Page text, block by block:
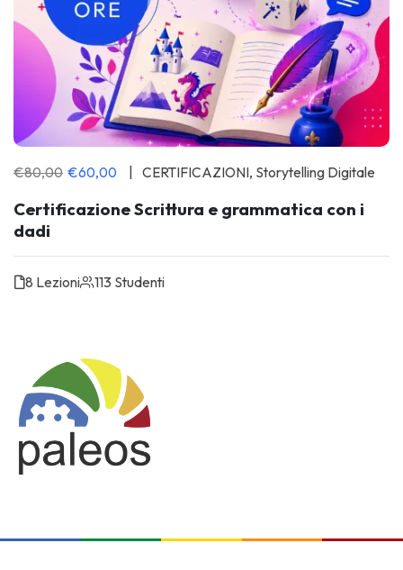
€80,00 €60,00 CERTIFICAZIONI, Storytelling Digitale
Certificazione Scrittura e grammatica con i
dadi
8 Lezioni 113 Studenti